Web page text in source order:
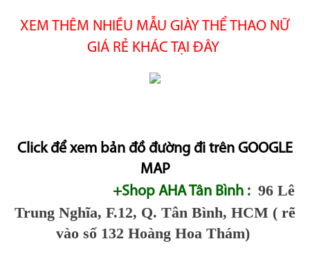
XEM THÊM NHIỀU MẪU GIÀY THỂ THAO NỮ
GIÁ RẺ KHÁC TẠI ĐÂY
Click để xem bản đồ đường đi trên GOOGLE
MAP
+Shop AHA Tân Bình : 96 Lê
Trung Nghĩa, F.12, Q. Tân Bình, HCM ( rẽ
vào số 132 Hoàng Hoa Thám)